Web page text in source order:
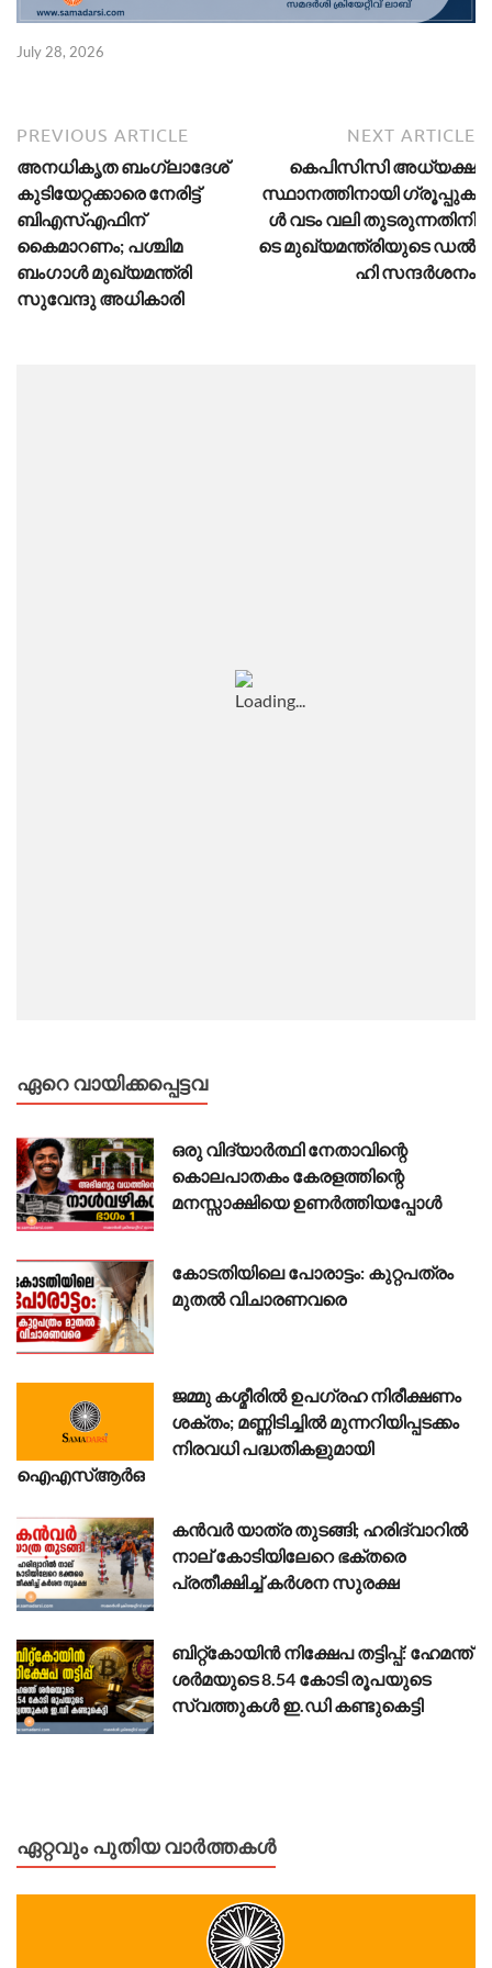
July 28, 2026
PREVIOUS ARTICLE
അനധികൃത ബംഗ്ലാദേശ്
കുടിയേറ്റക്കാരെ നേരിട്ട്
ബിഎസ്എഫിന്
കൈമാറണം; പശ്ചിമ
ബംഗാൾ മുഖ്യമന്ത്രി
സുവേന്ദു അധികാരി
NEXT ARTICLE
കെ​പി​സി​സി അ​ധ്യ​ക്ഷ
സ്ഥാ​ന​ത്തി​നാ​യി ഗ്രൂ​പ്പു​ക​
ൾ വ​ടം വ​ലി തു​ട​രു​ന്ന​തി​നി​
ടെ​ മു​ഖ്യ​മ​ന്ത്രി​യു​ടെ ഡ​ൽ​
ഹി സ​ന്ദ​ർ​ശ​നം
ഏറെ വായിക്കപ്പെട്ടവ
ഒരു വിദ്യാർത്ഥി നേതാവിന്റെ
കൊലപാതകം കേരളത്തിന്റെ
മനസ്സാക്ഷിയെ ഉണർത്തിയപ്പോൾ
കോടതിയിലെ പോരാട്ടം: കുറ്റപത്രം
മുതൽ വിചാരണവരെ
ജമ്മു കശ്മീരിൽ ഉപഗ്രഹ നിരീക്ഷണം
ശക്തം; മണ്ണിടിച്ചിൽ മുന്നറിയിപ്പടക്കം
നിരവധി പദ്ധതികളുമായി
ഐഎസ്ആർഒ
കൻവർ യാത്ര തുടങ്ങി; ഹരിദ്വാറിൽ
നാല് കോടിയിലേറെ ഭക്തരെ
പ്രതീക്ഷിച്ച് കർശന സുരക്ഷ
ബിറ്റ്കോയിൻ നിക്ഷേപ തട്ടിപ്പ്: ഹേമന്ത്
ശർമയുടെ 8.54 കോടി രൂപയുടെ
സ്വത്തുകൾ ഇ.ഡി കണ്ടുകെട്ടി
ഏറ്റവും പുതിയ വാർത്തകൾ